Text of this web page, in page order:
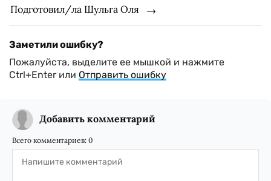
Подготовил/ла Шульга Оля
Заметили ошибку?
Пожалуйста, выделите ее мышкой и нажмите
Ctrl+Enter или Отправить ошибку
Добавить комментарий
Всего комментариев: 0